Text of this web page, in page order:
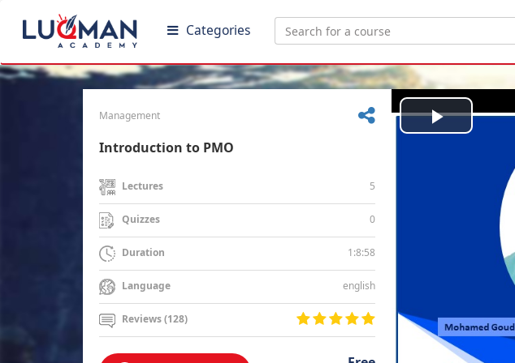
Categories
Management
Introduction to PMO
Lectures 5
Quizzes 0
Duration 1:8:58
Language english
Reviews (128)
Play